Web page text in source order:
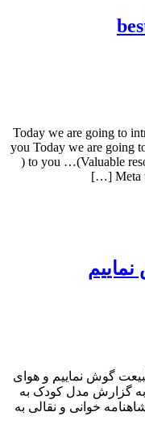
Today we are going
you Today we are
) to you
نماییم و هوای
مدل کودک به
خوانی و نقالی به